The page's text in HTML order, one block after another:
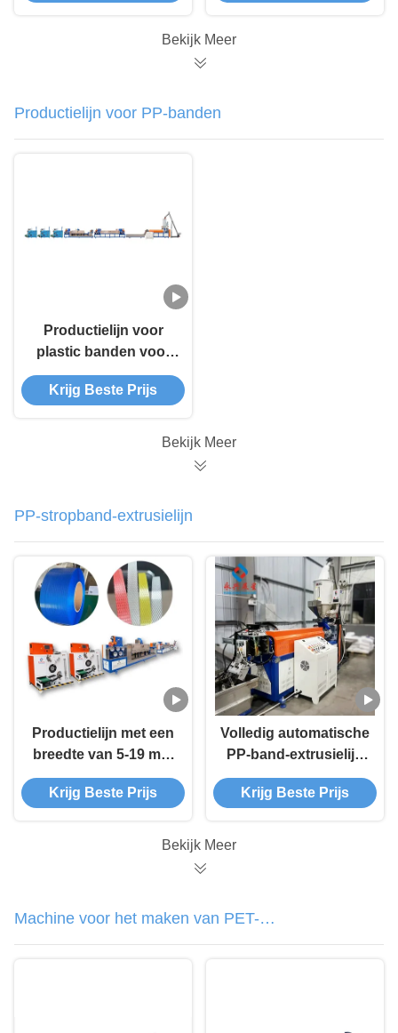
Bekijk Meer
Productielijn voor PP-banden
Productielijn voor
plastic banden voor
korrels
Krijg Beste Prijs
Bekijk Meer
PP-stropband-extrusielijn
Productielijn met een
breedte van 5-19 mm
voor PP-
verpakkingsbanden
Krijg Beste Prijs
Volledig automatische
PP-band-extrusielijn
±0,03 mm Tolerantie
voor verpakking
Krijg Beste Prijs
Bekijk Meer
Machine voor het maken van PET-
banden